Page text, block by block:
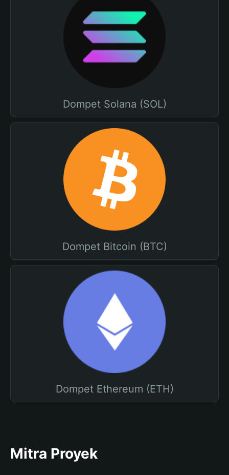
Dompet Solana (SOL)
Dompet Bitcoin (BTC)
Dompet Ethereum (ETH)
Mitra Proyek